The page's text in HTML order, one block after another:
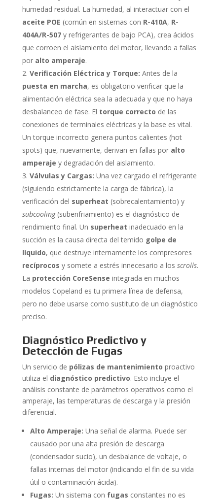
humedad residual. La humedad, al interactuar con el
aceite POE (común en sistemas con R-410A, R-
404A/R-507y refrigerantes de bajo PCA), crea ácidos
que corroen el aislamiento del motor, llevando a fallas
por alto amperaje.
Verificación Eléctrica y Torque: Antes de la
puesta en marcha, es obligatorio verificar que la
alimentación eléctrica sea la adecuada y que no haya
desbalanceo de fase. El torque correcto de las
conexiones de terminales eléctricas y la base es vital.
Un torque incorrecto genera puntos calientes (hot
spots) que, nuevamente, derivan en fallas por alto
amperaje y degradación del aislamiento.
Válvulas y Cargas: Una vez cargado el refrigerante
(siguiendo estrictamente la carga de fábrica), la
verificación del superheat (sobrecalentamiento) y
subcooling(subenfriamiento) es el diagnóstico de
rendimiento final. Un superheat inadecuado en la
succión es la causa directa del temido golpe de
líquido, que destruye internamente los compresores
recíprocos y somete a estrés innecesario a los scrolls.
La protección CoreSense integrada en muchos
modelos Copeland es tu primera línea de defensa,
pero no debe usarse como sustituto de un diagnóstico
preciso.
Diagnóstico Predictivo y
Detección de Fugas
Un servicio de pólizas de mantenimiento proactivo
utiliza el diagnóstico predictivo. Esto incluye el
análisis constante de parámetros operativos como el
amperaje, las temperaturas de descarga y la presión
diferencial.
Alto Amperaje: Una señal de alarma. Puede ser
causado por una alta presión de descarga
(condensador sucio), un desbalance de voltaje, o
fallas internas del motor (indicando el fin de su vida
útil o contaminación ácida).
Fugas: Un sistema con fugas constantes no es